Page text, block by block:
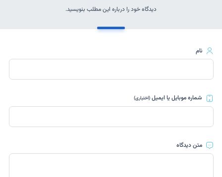
دیدگاه خود را درباره این مطلب بنویسید.
نام
شماره موبایل یا ایمیل(اختیاری)
متن دیدگاه